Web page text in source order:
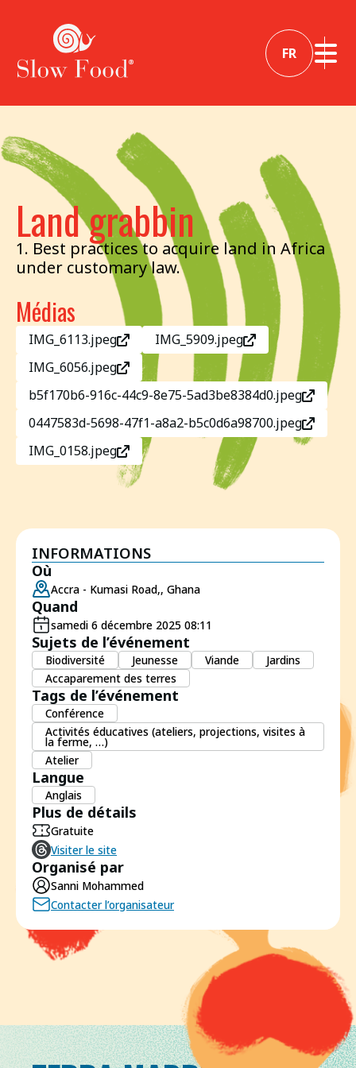
FR
Land grabbin
1. Best practices to acquire land in Africa
under customary law.
Médias
IMG_6113.jpeg
IMG_5909.jpeg
IMG_6056.jpeg
b5f170b6-916c-44c9-8e75-5ad3be8384d0.jpeg
0447583d-5698-47f1-a8a2-b5c0d6a98700.jpeg
IMG_0158.jpeg
INFORMATIONS
Où
Accra - Kumasi Road,, Ghana
Quand
samedi 6 décembre 2025 08:11
Sujets de l’événement
Biodiversité Jeunesse Viande
Jardins
Accaparement des terres
Tags de l’événement
Conférence
Activités éducatives (ateliers, projections, visites à
la ferme, …)
Atelier
Langue
Anglais
Plus de détails
Gratuite
Visiter le site
Organisé par
Sanni Mohammed
Contacter l’organisateur